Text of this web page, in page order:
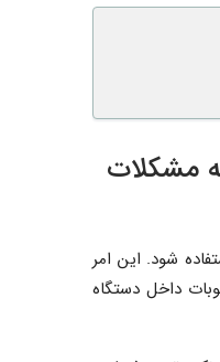
مشکلات
شود. این امر
داخل دستگاه